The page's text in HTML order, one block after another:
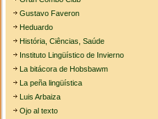
Gustavo Faveron
Heduardo
História, Ciências, Saúde
Instituto Lingüístico de Invierno
La bitácora de Hobsbawm
La peña lingüística
Luis Arbaiza
Ojo al texto